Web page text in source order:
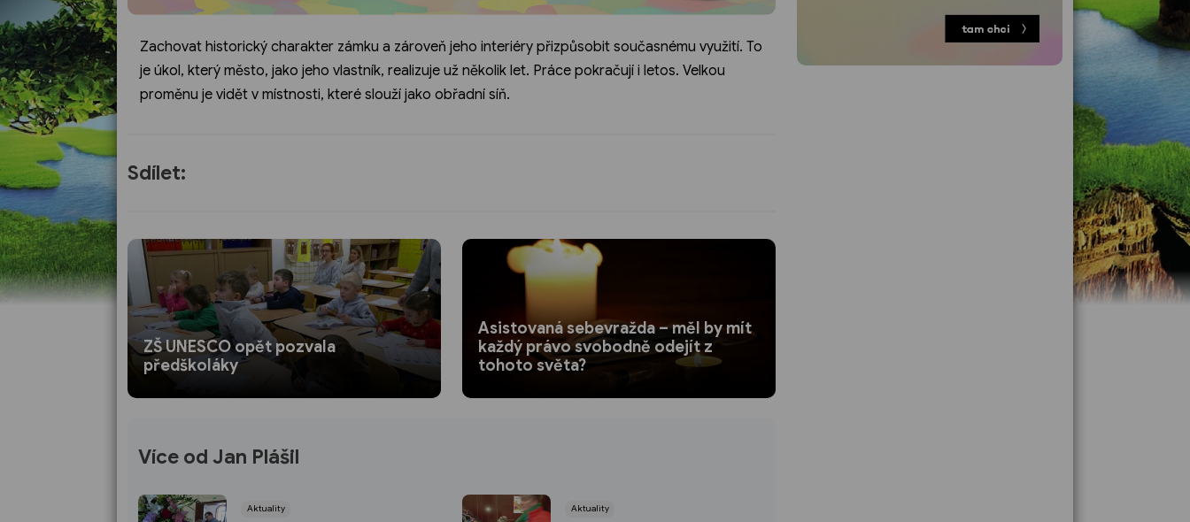
Zachovat historický charakter zámku a zároveň jeho interiéry přizpůsobit současnému využití. To
je úkol, který město, jako jeho vlastník, realizuje už několik let. Práce pokračují i letos. Velkou
proměnu je vidět v místnosti, které slouží jako obřadní síň.
Sdílet:
ZŠ UNESCO opět pozvala
předškoláky
Asistovaná sebevražda – měl by mít
každý právo svobodně odejít z
tohoto světa?
Více od Jan Plášil
Aktuality Aktuality